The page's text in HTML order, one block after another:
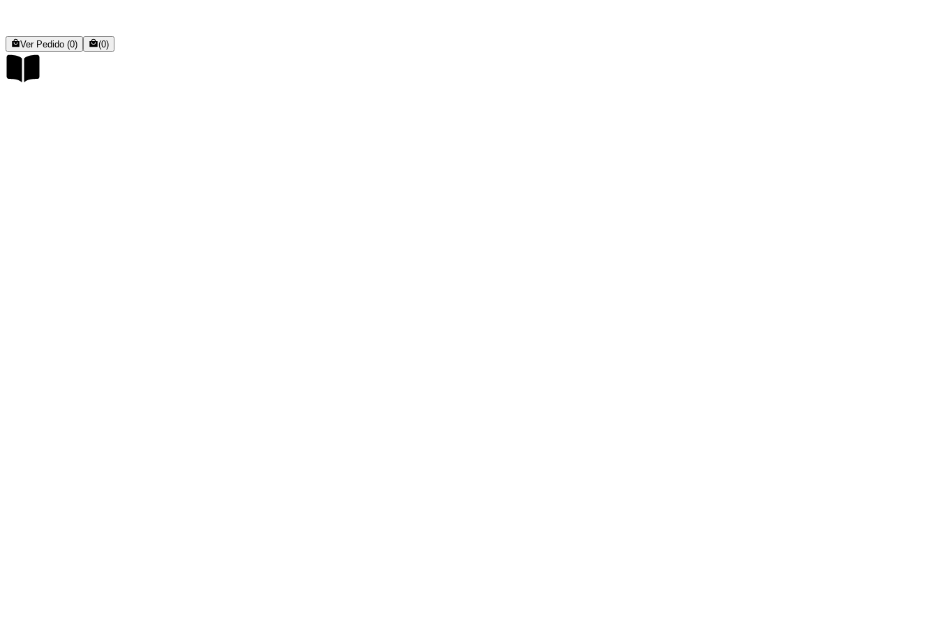
Ver Pedido (0) (0)